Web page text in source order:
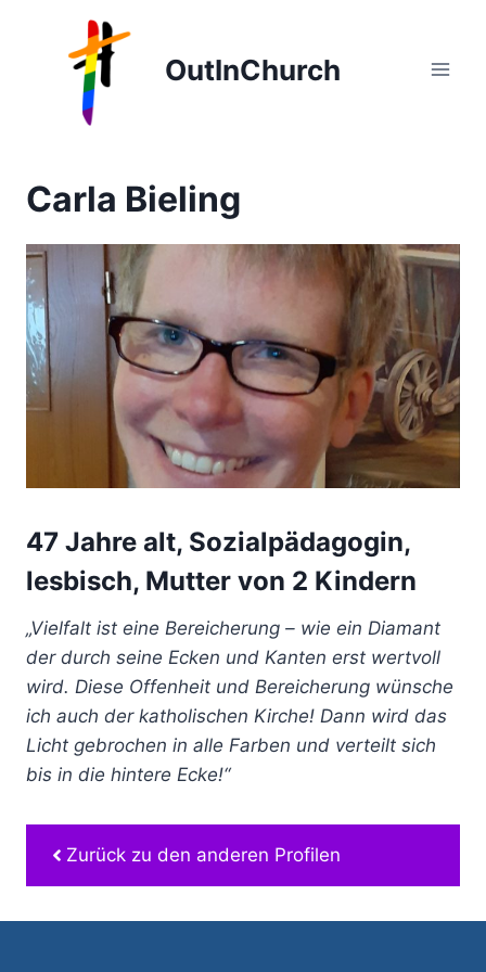
springen
OutInChurch
Carla Bieling
47 Jahre alt, Sozialpädagogin,
lesbisch, Mutter von 2 Kindern
„Vielfalt ist eine Bereicherung – wie ein Diamant
der durch seine Ecken und Kanten erst wertvoll
wird. Diese Offenheit und Bereicherung wünsche
ich auch der katholischen Kirche! Dann wird das
Licht gebrochen in alle Farben und verteilt sich
bis in die hintere Ecke!“
Zurück zu den anderen Profilen